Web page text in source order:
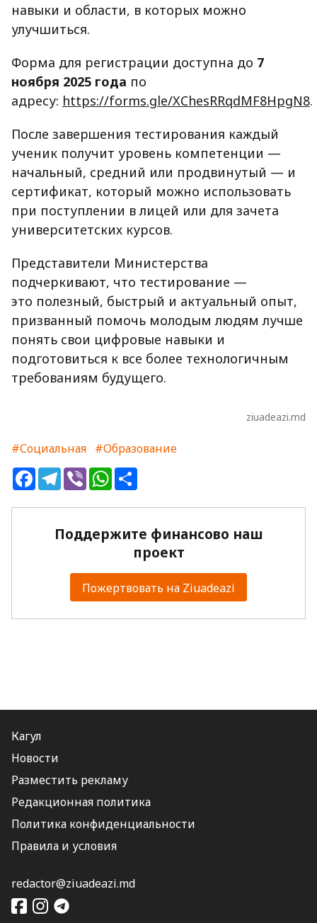
навыки и области, в которых можно
улучшиться.
Форма для регистрации доступна до 7
ноября 2025 года по
адресу: https://forms.gle/XChesRRqdMF8HpgN8.
После завершения тестирования каждый
ученик получит уровень компетенции —
начальный, средний или продвинутый — и
сертификат, который можно использовать
при поступлении в лицей или для зачета
университетских курсов.
Представители Министерства
подчеркивают, что тестирование —
это полезный, быстрый и актуальный опыт,
призванный помочь молодым людям лучше
понять свои цифровые навыки и
подготовиться к все более технологичным
требованиям будущего.
ziuadeazi.md
#Социальная #Образование
FacebookTelegram
ViberWhatsApp
Поддержите финансово наш
проект
Пожертвовать на Ziuadeazi
Кагул
Новости
Разместить рекламу
Редакционная политика
Политика конфиденциальности
Правила и условия
redactor@ziuadeazi.md